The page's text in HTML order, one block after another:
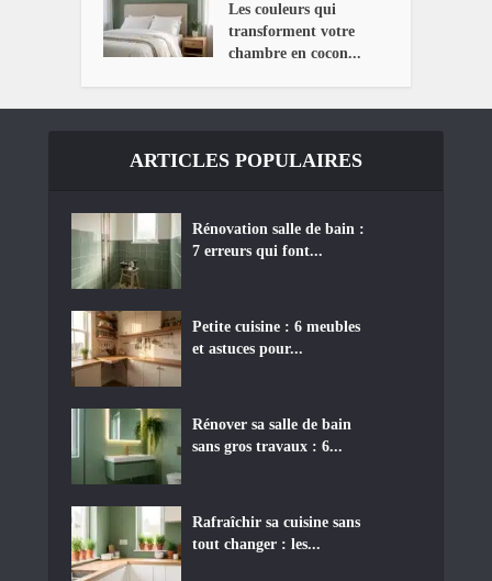
Les couleurs qui
transforment votre
chambre en cocon...
ARTICLES POPULAIRES
Rénovation salle de bain :
7 erreurs qui font...
Petite cuisine : 6 meubles
et astuces pour...
Rénover sa salle de bain
sans gros travaux : 6...
Rafraîchir sa cuisine sans
tout changer : les...